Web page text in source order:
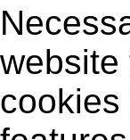
website